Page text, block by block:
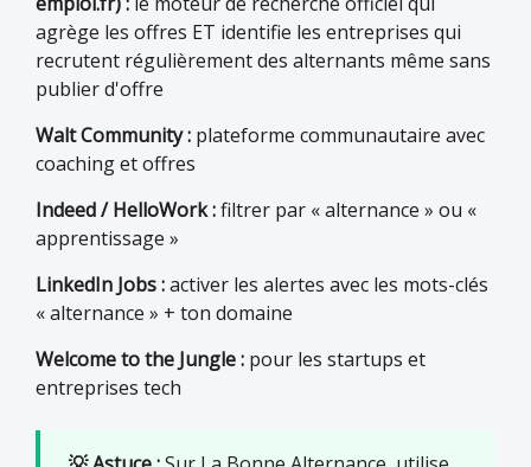
agrège les offres ET identifie les entreprises qui
recrutent régulièrement des alternants même sans
publier d'offre
Walt Community : plateforme communautaire avec
coaching et offres
Indeed / HelloWork :filtrer par « alternance » ou «
apprentissage »
LinkedIn Jobs :activer les alertes avec les mots-clés
« alternance » + ton domaine
Welcome to the Jungle : pour les startups et
entreprises tech